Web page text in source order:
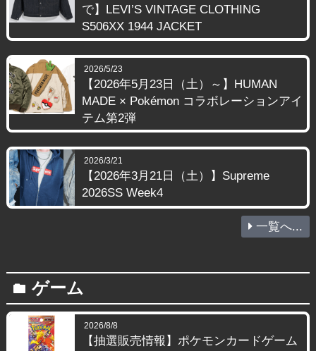
で】LEVI’S VINTAGE CLOTHING
S506XX 1944 JACKET
2026/5/23
【2026年5月23日（土）～】HUMAN
MADE × Pokémon コラボレーションアイ
テム第2弾
2026/3/21
【2026年3月21日（土）】Supreme
2026SS Week4
一覧へ...
folder ゲーム
2026/8/8
【抽選販売情報】ポケモンカードゲーム